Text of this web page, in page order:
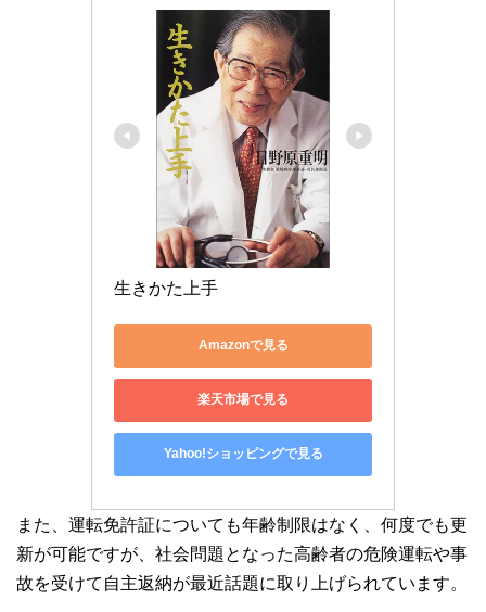
生きかた上手
Amazonで見る
楽天市場で見る
Yahoo!ショッピングで見る
また、運転免許証についても年齢制限はなく、何度でも更
新が可能ですが、社会問題となった高齢者の危険運転や事
故を受けて自主返納が最近話題に取り上げられています。